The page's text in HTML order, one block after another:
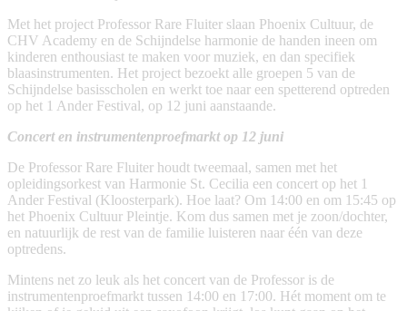
Met het project Professor Rare Fluiter slaan Phoenix Cultuur, de
CHV Academy en de Schijndelse harmonie de handen ineen om
kinderen enthousiast te maken voor muziek, en dan specifiek
blaasinstrumenten. Het project bezoekt alle groepen 5 van de
Schijndelse basisscholen en werkt toe naar een spetterend optreden
op het 1 Ander Festival, op 12 juni aanstaande.
Concert en instrumentenproefmarkt op 12 juni
De Professor Rare Fluiter houdt tweemaal, samen met het
opleidingsorkest van Harmonie St. Cecilia een concert op het 1
Ander Festival (Kloosterpark). Hoe laat? Om 14:00 en om 15:45 op
het Phoenix Cultuur Pleintje. Kom dus samen met je zoon/dochter,
en natuurlijk de rest van de familie luisteren naar één van deze
optredens.
Mintens net zo leuk als het concert van de Professor is de
instrumentenproefmarkt tussen 14:00 en 17:00. Hét moment om te